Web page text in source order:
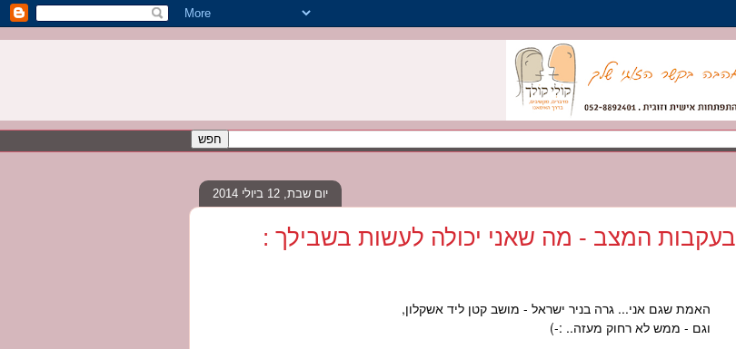
יום שבת, 12 ביולי 2014
בעקבות המצב - מה שאני יכולה לעשות בשבילך :
האמת שגם אני... גרה בניר ישראל - מושב קטן ליד אשקלון,
וגם - ממש לא רחוק מעזה.. :-)